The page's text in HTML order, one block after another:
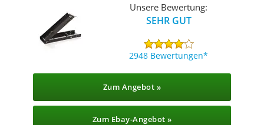
Unsere Bewertung:
SEHR GUT
2948 Bewertungen
Zum Angebot »
Zum Ebay-Angebot »